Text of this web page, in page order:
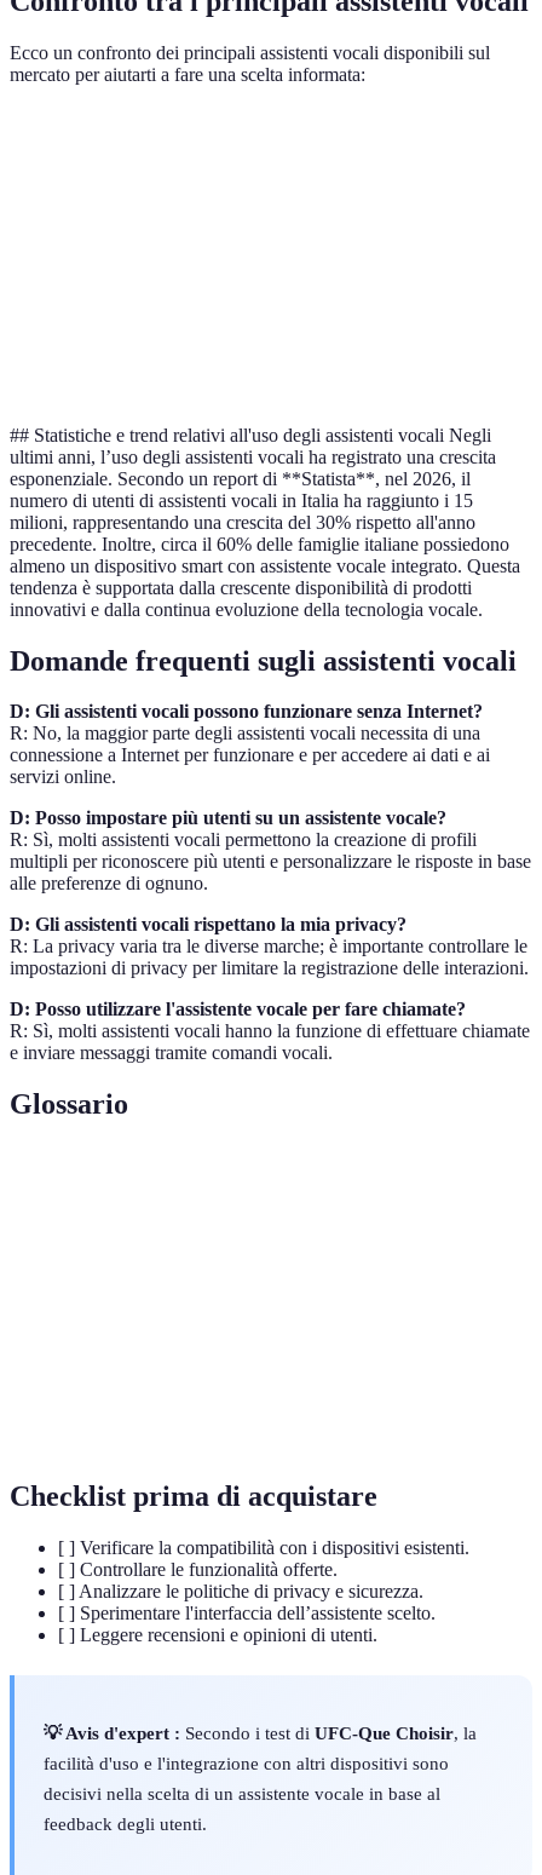
Ecco un confronto dei principali assistenti vocali disponibili sul
mercato per aiutarti a fare una scelta informata:
## Statistiche e trend relativi all'uso degli assistenti vocali Negli
ultimi anni, l’uso degli assistenti vocali ha registrato una crescita
esponenziale. Secondo un report di **Statista**, nel 2026, il
numero di utenti di assistenti vocali in Italia ha raggiunto i 15
milioni, rappresentando una crescita del 30% rispetto all'anno
precedente. Inoltre, circa il 60% delle famiglie italiane possiedono
almeno un dispositivo smart con assistente vocale integrato. Questa
tendenza è supportata dalla crescente disponibilità di prodotti
innovativi e dalla continua evoluzione della tecnologia vocale.
Domande frequenti sugli assistenti vocali
D: Gli assistenti vocali possono funzionare senza Internet?
R: No, la maggior parte degli assistenti vocali necessita di una
connessione a Internet per funzionare e per accedere ai dati e ai
servizi online.
D: Posso impostare più utenti su un assistente vocale?
R: Sì, molti assistenti vocali permettono la creazione di profili
multipli per riconoscere più utenti e personalizzare le risposte in base
alle preferenze di ognuno.
D: Gli assistenti vocali rispettano la mia privacy?
R: La privacy varia tra le diverse marche; è importante controllare le
impostazioni di privacy per limitare la registrazione delle interazioni.
D: Posso utilizzare l'assistente vocale per fare chiamate?
R: Sì, molti assistenti vocali hanno la funzione di effettuare chiamate
e inviare messaggi tramite comandi vocali.
Glossario
Checklist prima di acquistare
[ ] Verificare la compatibilità con i dispositivi esistenti.
[ ] Controllare le funzionalità offerte.
[ ] Analizzare le politiche di privacy e sicurezza.
[ ] Sperimentare l'interfaccia dell’assistente scelto.
[ ] Leggere recensioni e opinioni di utenti.
💡 Avis d'expert : Secondo i test di UFC-Que Choisir, la
facilità d'uso e l'integrazione con altri dispositivi sono
decisivi nella scelta di un assistente vocale in base al
feedback degli utenti.